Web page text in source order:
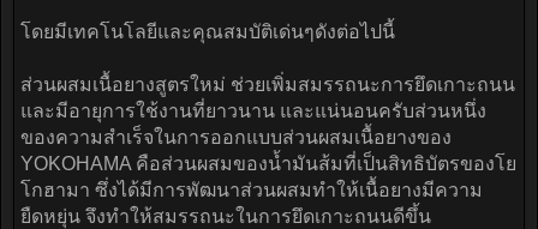
โดยมีเทคโนโลยีและคุณสมบัติเด่นๆดังต่อไปนี้
ส่วนผสมเนื้อยางสูตรใหม่ ช่วยเพิ่มสมรรถนะการยึดเกาะถนน
และมีอายุการใช้งานที่ยาวนาน และแน่นอนครับส่วนหนึ่ง
ของความสำเร็จในการออกแบบส่วนผสมเนื้อยางของ
YOKOHAMA คือส่วนผสมของน้ำมันส้มที่เป็นสิทธิบัตรของโย
โกฮามา ซึ่งได้มีการพัฒนาส่วนผสมทำให้เนื้อยางมีความ
ยืดหยุ่น จึงทำให้สมรรถนะในการยึดเกาะถนนดีขึ้น